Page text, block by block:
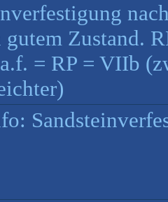
gutem Zustand.
= RP = VIIb